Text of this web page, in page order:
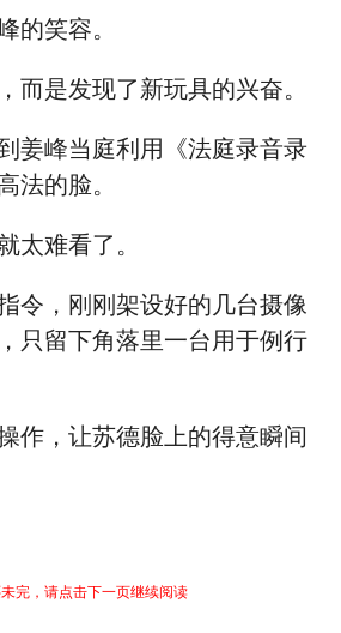
的笑容。
而是发现了新玩具的兴奋。
姜峰当庭利用《法庭录音录
法的脸。
太难看了。
令，刚刚架设好的几台摄像
只留下角落里一台用于例行
作，让苏德脸上的得意瞬间
完，请点击下一页继续阅读